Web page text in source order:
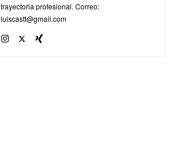
trayectoria profesional. Correo:
luiscastt@gmail.com